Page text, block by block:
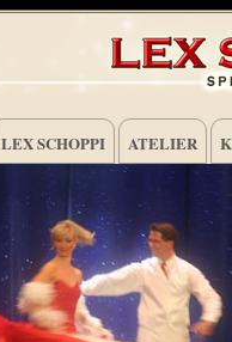
LEX SCHOPPI ATELIER